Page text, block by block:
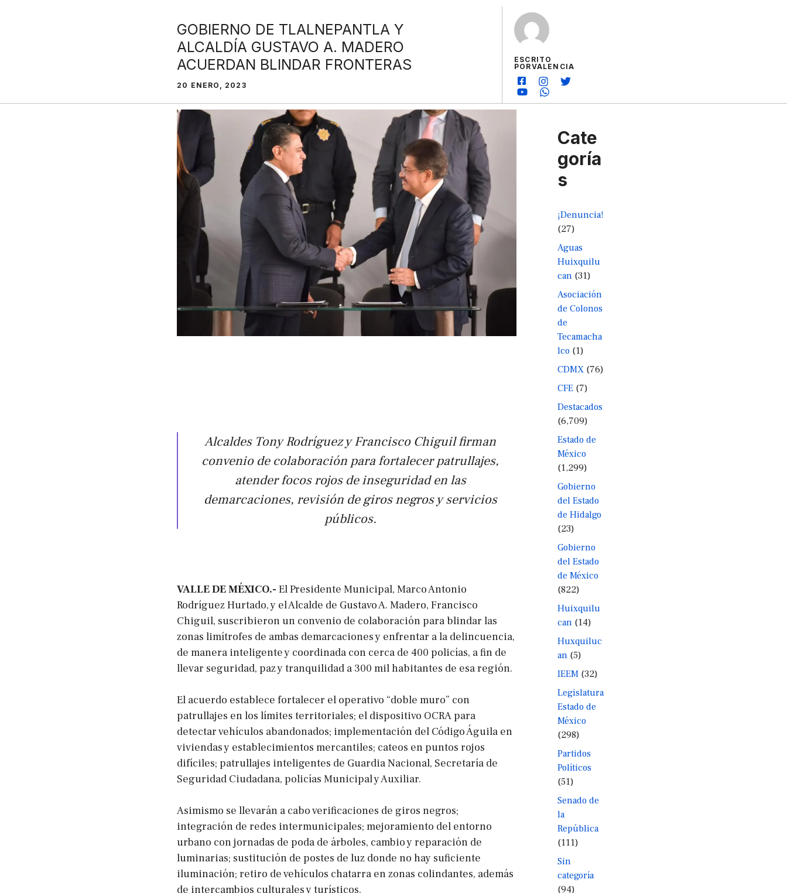
GOBIERNO DE TLALNEPANTLA Y
ALCALDÍA GUSTAVO A. MADERO
ACUERDAN BLINDAR FRONTERAS
20 ENERO, 2023
ESCRITO
PORVALENCIA
Alcaldes Tony Rodríguez y Francisco Chiguil firman
convenio de colaboración para fortalecer patrullajes,
atender focos rojos de inseguridad en las
demarcaciones, revisión de giros negros y servicios
públicos.
VALLE DE MÉXICO.- El Presidente Municipal, Marco Antonio
Rodríguez Hurtado, y el Alcalde de Gustavo A. Madero, Francisco
Chiguil, suscribieron un convenio de colaboración para blindar las
zonas limítrofes de ambas demarcaciones y enfrentar a la delincuencia,
de manera inteligente y coordinada con cerca de 400 policías, a fin de
llevar seguridad, paz y tranquilidad a 300 mil habitantes de esa región.
El acuerdo establece fortalecer el operativo “doble muro” con
patrullajes en los límites territoriales; el dispositivo OCRA para
detectar vehículos abandonados; implementación del Código Águila en
viviendas y establecimientos mercantiles; cateos en puntos rojos
difíciles; patrullajes inteligentes de Guardia Nacional, Secretaría de
Seguridad Ciudadana, policías Municipal y Auxiliar.
Asimismo se llevarán a cabo verificaciones de giros negros;
integración de redes intermunicipales; mejoramiento del entorno
urbano con jornadas de poda de árboles, cambio y reparación de
luminarias; sustitución de postes de luz donde no hay suficiente
iluminación; retiro de vehículos chatarra en zonas colindantes, además
de intercambios culturales y turísticos.
Cate
goría
s
¡Denuncia!
(27)
Aguas
Huixquilu
can (31)
Asociación
de Colonos
de
Tecamacha
lco (1)
CDMX (76)
CFE (7)
Destacados
(6,709)
Estado de
México
(1,299)
Gobierno
del Estado
de Hidalgo
(23)
Gobierno
del Estado
de México
(822)
Huixquilu
can (14)
Huxquiluc
an (5)
IEEM (32)
Legislatura
Estado de
México
(298)
Partidos
Políticos
(51)
Senado de
la
República
(111)
Sin
categoría
(94)